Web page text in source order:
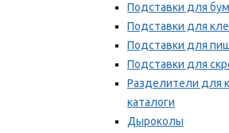
Подставки для
Подставки для
Подставки для
Подставки для
Разделители для
каталоги
Дыроколы